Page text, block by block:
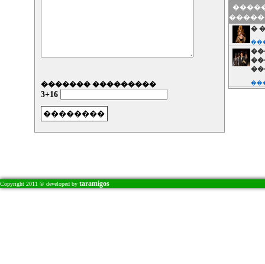
������� ���������
3+16
�
�
��
Copyright 2011 © developed by taramigos